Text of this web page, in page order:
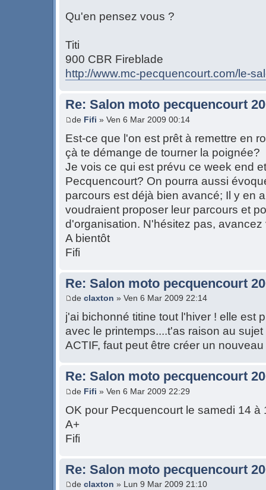
Qu'en pensez vous ?
Titi
900 CBR Fireblade
http://www.mc-pecquencourt.com/le-
Re: Salon moto pecquencourt
de Fifi » Ven 6 Mar 2009 00:14
Est-ce que l'on est prêt à remettre en
çà te démange de tourner la poignée?
Je vois ce qui est prévu ce week end
Pecquencourt? On pourra aussi
parcours est déjà bien avancé; Il y en
voudraient proposer leur parcours et
d'organisation. N'hésitez pas, avancez
A bientôt
Fifi
Re: Salon moto pecquencourt
de claxton » Ven 6 Mar 2009 22:14
j'ai bichonné titine tout l'hiver ! elle est
avec le printemps....t'as raison au
ACTIF, faut peut être créer un
Re: Salon moto pecquencourt
de Fifi » Ven 6 Mar 2009 22:29
OK pour Pecquencourt le samedi 14 à
A+
Fifi
Re: Salon moto pecquencourt
de claxton » Lun 9 Mar 2009 21:10